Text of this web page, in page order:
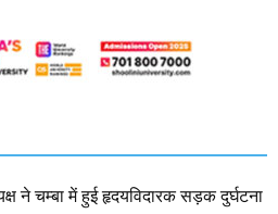
ने चम्बा में हुई हृदयविदारक सड़क दुर्घटना